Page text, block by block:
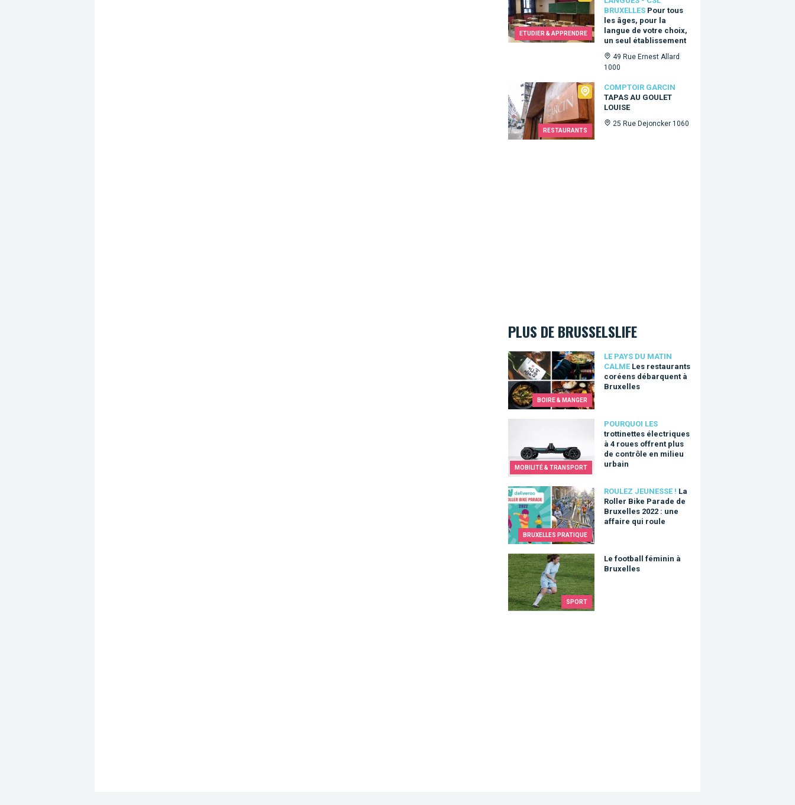
ETUDIER & APPRENDRE
BRUXELLES Pour tous
les âges, pour la
langue de votre choix,
un seul établissement
49 Rue Ernest Allard
1000
RESTAURANTS
COMPTOIR GARCIN
TAPAS AU GOULET
LOUISE
25 Rue Dejoncker 1060
Comptoir Garcin
PLUS DE BRUSSELSLIFE
BOIRE & MANGER
LE PAYS DU MATIN
CALME Les restaurants
coréens débarquent à
Bruxelles
Les restaurants coréens débarquent à Bruxelles
MOBILITÉ & TRANSPORT
POURQUOI LES
trottinettes électriques
à 4 roues offrent plus
de contrôle en milieu
urbain
trottinettes électriques à 4 roues offrent plus de contrôle en milieu
BRUXELLES PRATIQUE
ROULEZ JEUNESSE ! La
Roller Bike Parade de
Bruxelles 2022 : une
affaire qui roule
La Roller Bike Parade de Bruxelles 2022 : une affaire qui roule
SPORT
Le football féminin à
Bruxelles
Le football féminin à Bruxelles